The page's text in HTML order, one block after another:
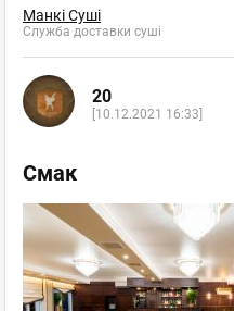
Манкі Суші
Служба доставки суші
20
[10.12.2021 16:33]
Смак